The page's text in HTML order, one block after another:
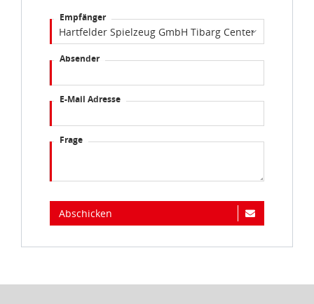
Empfänger
Absender
E-Mail Adresse
Frage
Abschicken